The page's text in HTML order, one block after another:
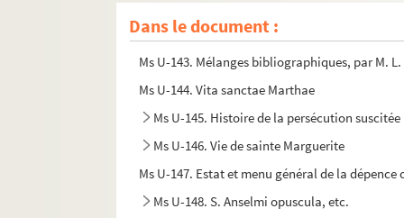
Dans le document :
Ms U-141. Vitae sanctorum, etc.
Ms U-142. Vitae sanctorum
Ms U-143. Mélanges bibliographiques, par M.
Ms U-144. Vita sanctae Marthae
Ms U-145. Histoire de la persécution
Ms U-146. Vie de sainte Marguerite
Ms U-147. Estat et menu général de la
Ms U-148. S. Anselmi opuscula, etc.